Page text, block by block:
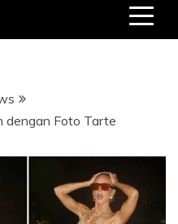
dengan Foto Tarte